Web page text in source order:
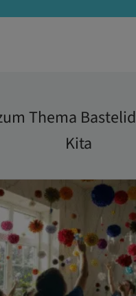
Thema
Kita